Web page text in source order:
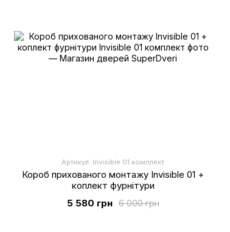
Артикул: Invisible 01 комплект
Короб прихованого монтажу Invisible 01 +
коплект фурнітури
6 000 грн
5 580 грн